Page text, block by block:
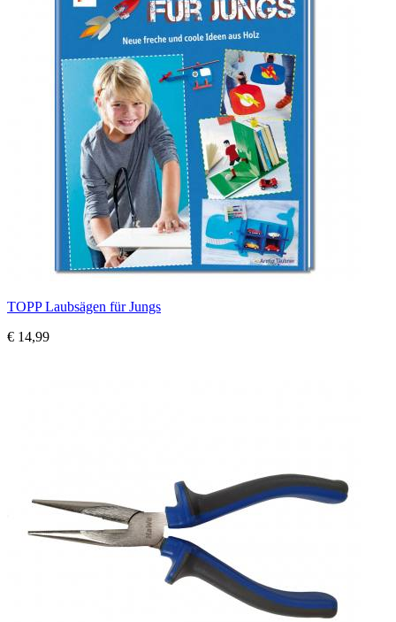
TOPP Laubsägen für Jungs
€ 14,99